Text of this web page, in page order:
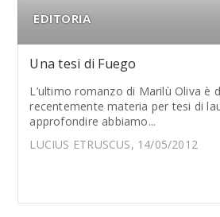
EDITORIA
Una tesi di Fuego
L’ultimo romanzo di Marilù Oliva è
recentemente materia per tesi di
approfondire abbiamo...
LUCIUS ETRUSCUS, 14/05/2012